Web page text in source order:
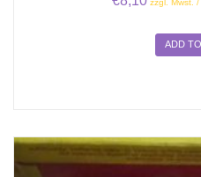
zzgl. Mwst.
ADD